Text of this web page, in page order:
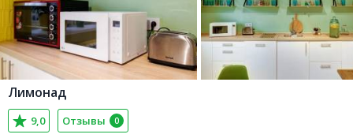
Лимонад
9,0 Отзывы 0